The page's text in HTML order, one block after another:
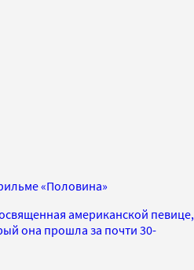
«Половина»
американской певице,
она прошла за почти 30-